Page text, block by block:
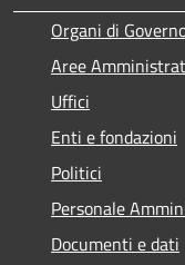
Organi di
Aree
Uffici
Enti e fondazioni
Politici
Personale
Documenti e dati